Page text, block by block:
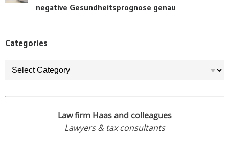
negative Gesundheitsprognose genau
Categories
Categories
Law firm Haas and colleagues
Lawyers & tax consultants